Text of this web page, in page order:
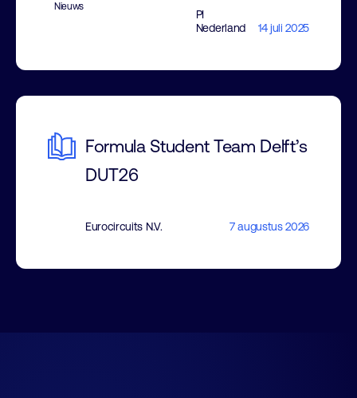
Nieuws
PI
Nederland
14 juli 2025
Formula Student Team Delft’s
DUT26
Eurocircuits N.V. 7 augustus 2026